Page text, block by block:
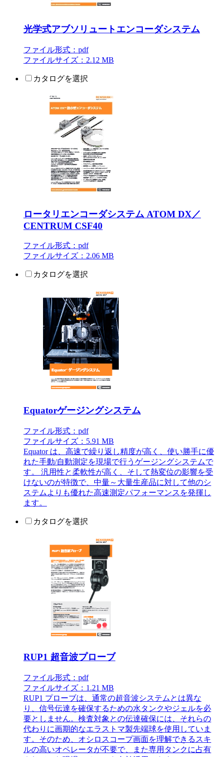
光学式アブソリュートエンコーダシステム
ファイル形式：pdf
ファイルサイズ：2.12 MB
カタログを選択
ロータリエンコーダシステム ATOM DX／
CENTRUM CSF40
ファイル形式：pdf
ファイルサイズ：2.06 MB
カタログを選択
Equatorゲージングシステム
ファイル形式：pdf
ファイルサイズ：5.91 MB
Equator は、高速で繰り返し精度が高く、使い勝手に優
れた手動/自動測定を現場で行うゲージングシステムで
す。 汎用性と柔軟性が高く、そして熱変位の影響を受
けないのが特徴で、中量～大量生産品に対して他のシ
ステムよりも優れた高速測定パフォーマンスを発揮し
ます。
カタログを選択
RUP1 超音波プローブ
ファイル形式：pdf
ファイルサイズ：1.21 MB
RUP1 プローブは、通常の超音波システムとは異な
り、信号伝達を確保するための水タンクやジェルを必
要としません。検査対象との伝達確保には、それらの
代わりに画期的なエラストマ製先端球を使用していま
す。そのため、オシロスコープ画面を理解できるスキ
ルの高いオペレータが不要で、また専用タンクに占有